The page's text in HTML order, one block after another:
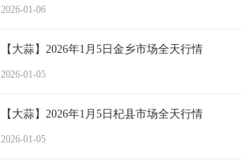
2026-01-06
【大蒜】2026年1月5日金乡市场全天行情
2026-01-05
【大蒜】2026年1月5日杞县市场全天行情
2026-01-05